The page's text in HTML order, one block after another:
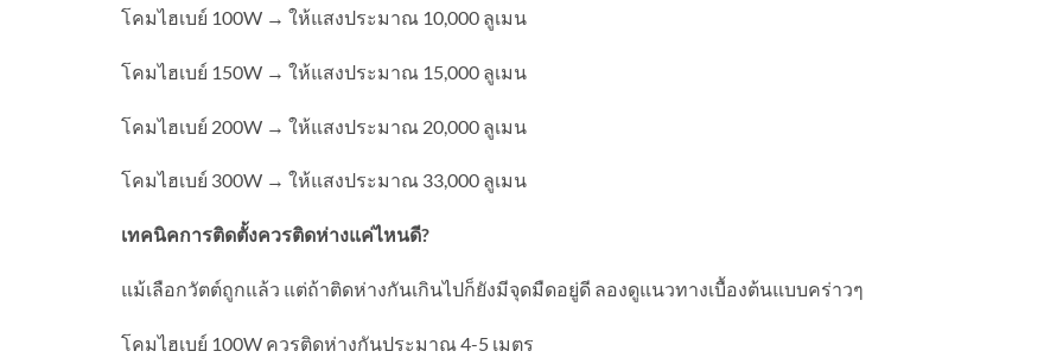
โคมไฮเบย์ 100W → ให้แสงประมาณ 10,000 ลูเมน
โคมไฮเบย์ 150W → ให้แสงประมาณ 15,000 ลูเมน
โคมไฮเบย์ 200W → ให้แสงประมาณ 20,000 ลูเมน
โคมไฮเบย์ 300W → ให้แสงประมาณ 33,000 ลูเมน
เทคนิคการติดตั้งควรติดห่างแค่ไหนดี?
แม้เลือกวัตต์ถูกแล้ว แต่ถ้าติดห่างกันเกินไปก็ยังมีจุดมืดอยู่ดี ลองดูแนวทางเบื้องต้นแบบคร่าวๆ
โคมไฮเบย์ 100W ควรติดห่างกันประมาณ 4-5 เมตร